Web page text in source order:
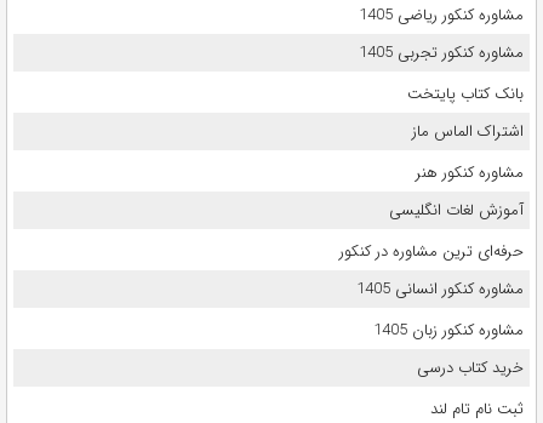
مشاوره کنکور ریاضی 1405
مشاوره کنکور تجربی 1405
بانک کتاب پایتخت
اشتراک الماس ماز
مشاوره کنکور هنر
آموزش لغات انگلیسی
حرفه‌ای ترین مشاوره در کنکور
مشاوره کنکور انسانی 1405
مشاوره کنکور زبان 1405
خرید کتاب درسی
ثبت نام تام لند